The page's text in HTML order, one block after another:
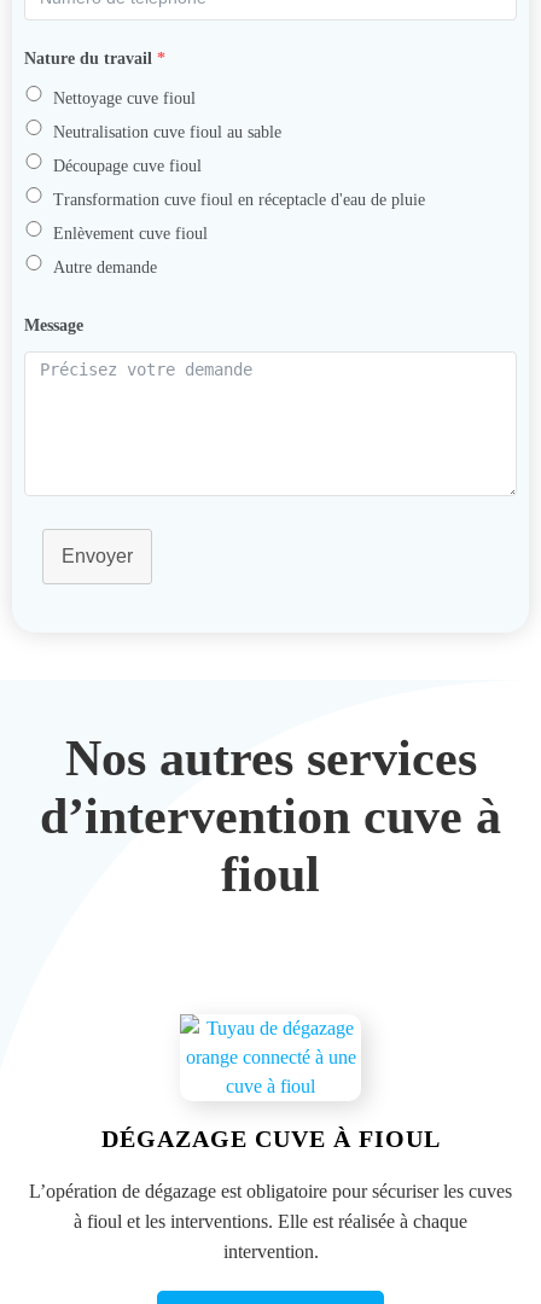
Nature du travail *
Nettoyage cuve fioul
Neutralisation cuve fioul au sable
Découpage cuve fioul
Transformation cuve fioul en réceptacle d'eau de pluie
Enlèvement cuve fioul
Autre demande
Message
Envoyer
Nos autres services
d’intervention cuve à
fioul
DÉGAZAGE CUVE À FIOUL
L’opération de dégazage est obligatoire pour sécuriser les cuves
à fioul et les interventions. Elle est réalisée à chaque
intervention.